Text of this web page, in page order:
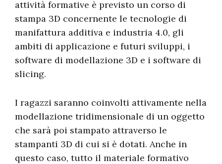
attività formative è previsto un corso di
stampa 3D concernente le tecnologie di
manifattura additiva e industria 4.0, gli
ambiti di applicazione e futuri sviluppi, i
software di modellazione 3D e i software di
slicing.
I ragazzi saranno coinvolti attivamente nella
modellazione tridimensionale di un oggetto
che sarà poi stampato attraverso le
stampanti 3D di cui si è dotati. Anche in
questo caso, tutto il materiale formativo